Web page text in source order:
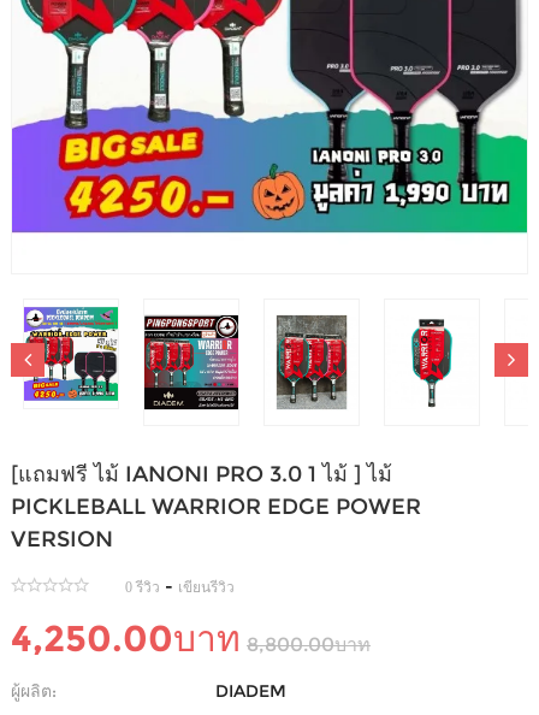
[แถมฟรี ไม้ IANONI PRO 3.0 1 ไม้ ] ไม้
PICKLEBALL WARRIOR EDGE POWER
VERSION
0 รีวิว - เขียนรีวิว
4,250.00บาท 8,800.00บาท
ผู้ผลิต:
DIADEM